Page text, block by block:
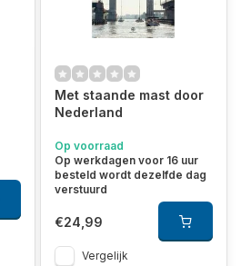
Met staande mast door
Nederland
Op voorraad
Op werkdagen voor 16 uur
besteld wordt dezelfde dag
verstuurd
€24,99
Vergelijk